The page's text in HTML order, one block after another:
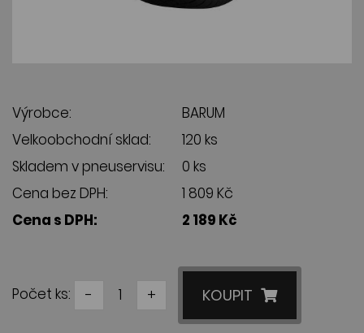
Výrobce:
BARUM
Velkoobchodní sklad:
120 ks
Skladem v pneuservisu:
0 ks
Cena bez DPH:
1 809 Kč
Cena s DPH:
2 189 Kč
Počet ks: - + KOUPIT